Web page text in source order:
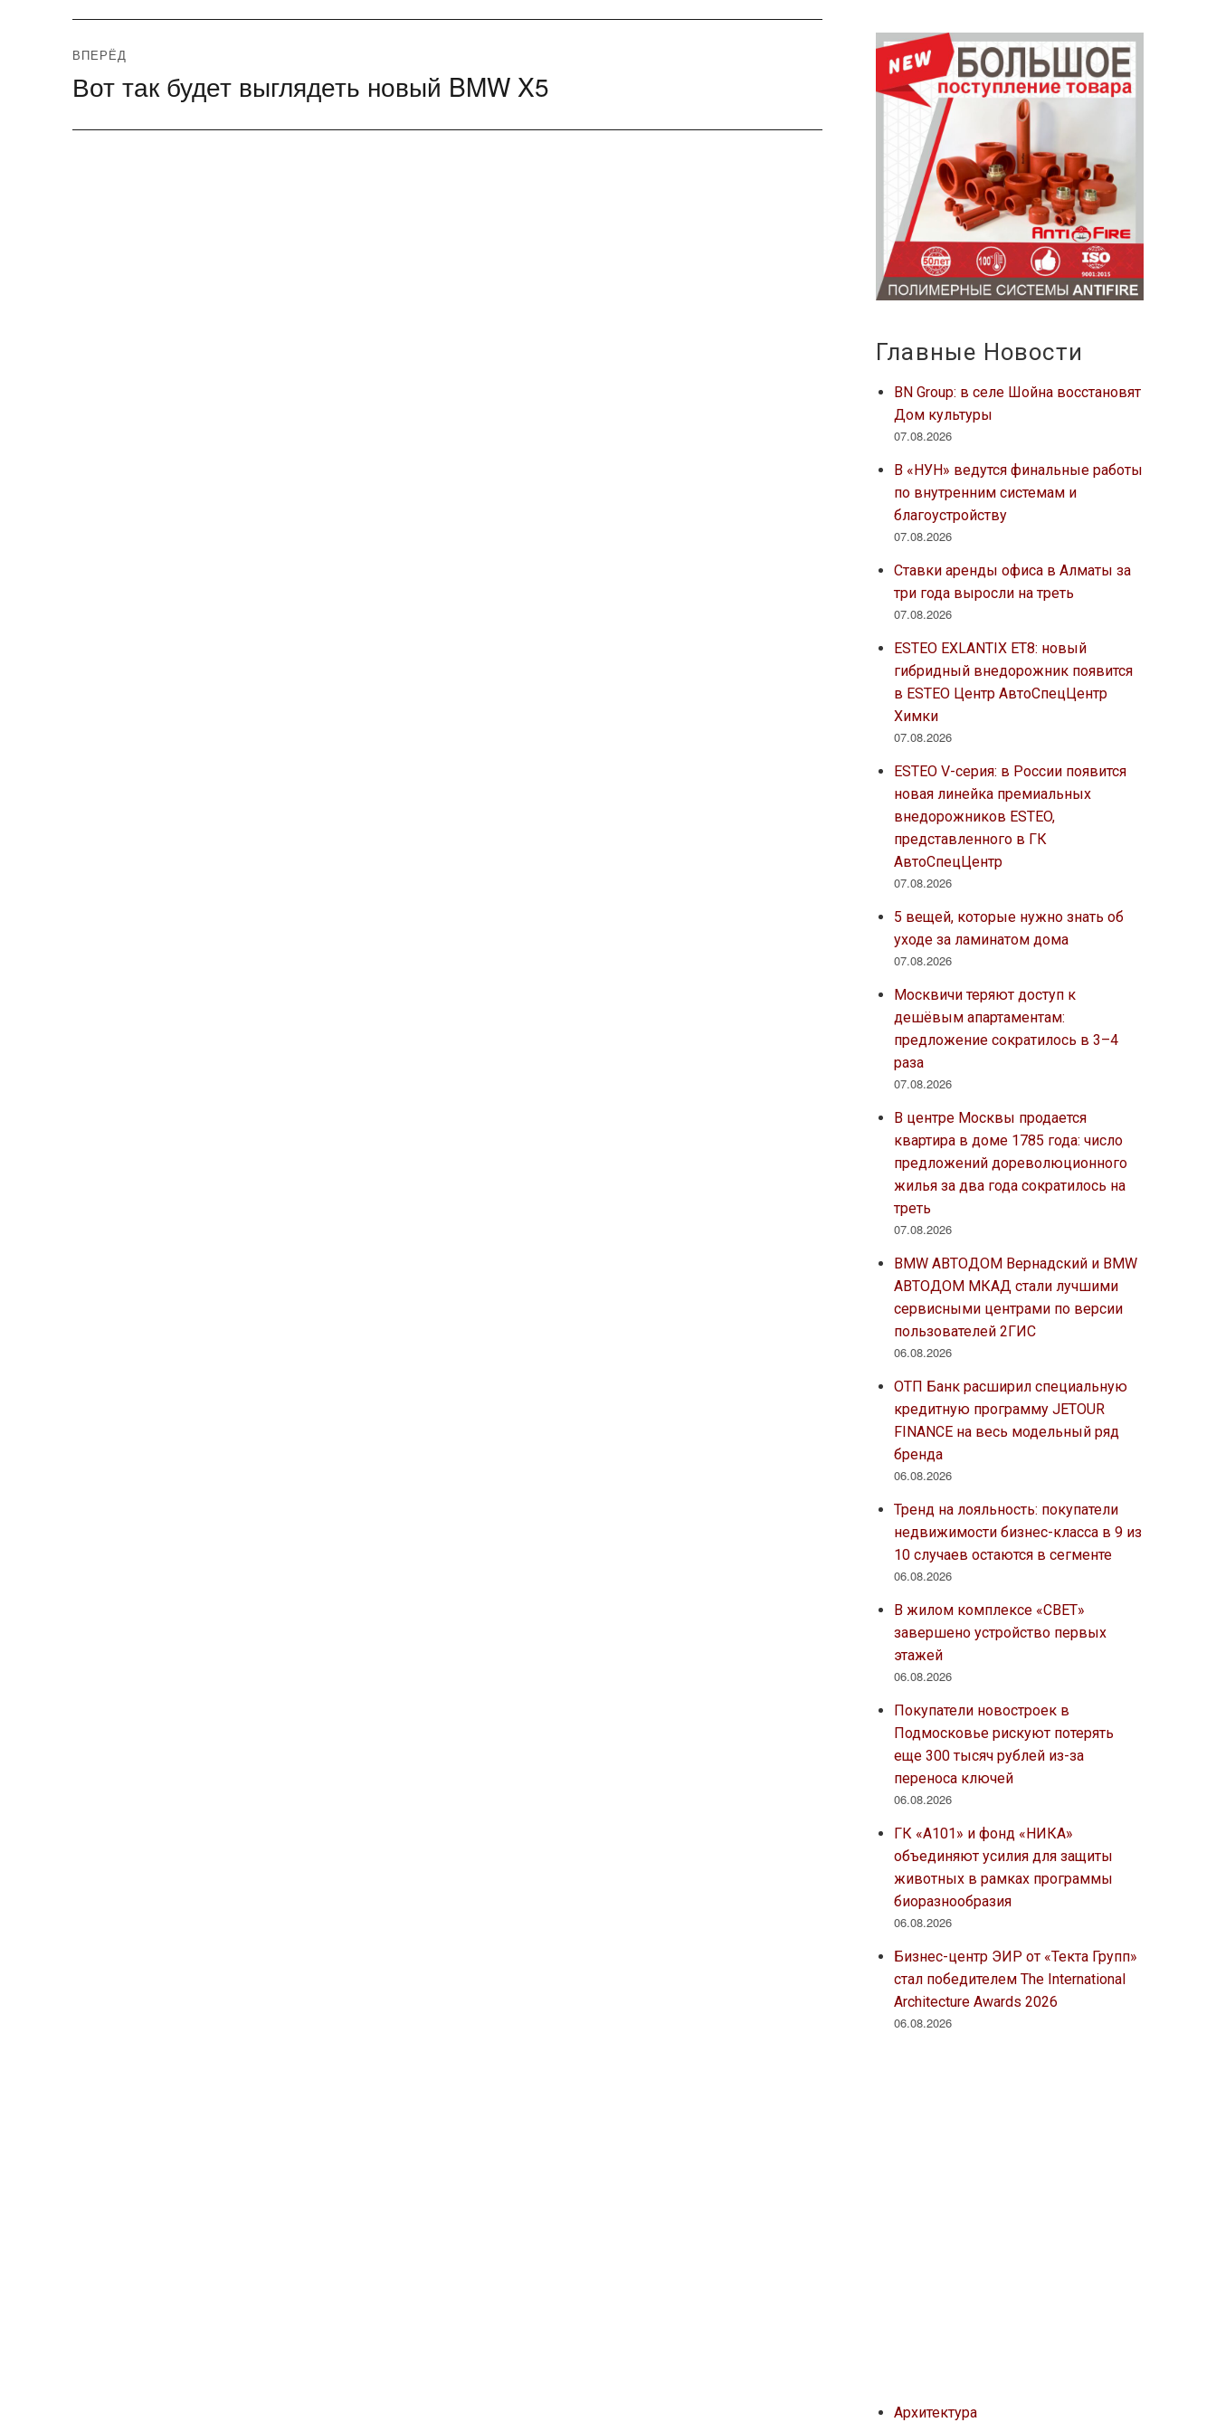
ВПЕРЁД
Следующая
Вот так будет выглядеть новый BMW X5
Главные Новости
BN Group: в селе Шойна восстановят
Дом культуры
07.08.2026
В «НУН» ведутся финальные работы
по внутренним системам и
благоустройству
07.08.2026
Ставки аренды офиса в Алматы за
три года выросли на треть
07.08.2026
ESTEO EXLANTIX ET8: новый
гибридный внедорожник появится
в ESTEO Центр АвтоСпецЦентр
Химки
07.08.2026
ESTEO V-серия: в России появится
новая линейка премиальных
внедорожников ESTEO,
представленного в ГК
АвтоСпецЦентр
07.08.2026
5 вещей, которые нужно знать об
уходе за ламинатом дома
07.08.2026
Москвичи теряют доступ к
дешёвым апартаментам:
предложение сократилось в 3–4
раза
07.08.2026
В центре Москвы продается
квартира в доме 1785 года: число
предложений дореволюционного
жилья за два года сократилось на
треть
07.08.2026
BMW АВТОДОМ Вернадский и BMW
АВТОДОМ МКАД стали лучшими
сервисными центрами по версии
пользователей 2ГИС
06.08.2026
ОТП Банк расширил специальную
кредитную программу JETOUR
FINANCE на весь модельный ряд
бренда
06.08.2026
Тренд на лояльность: покупатели
недвижимости бизнес-класса в 9 из
10 случаев остаются в сегменте
06.08.2026
В жилом комплексе «СВЕТ»
завершено устройство первых
этажей
06.08.2026
Покупатели новостроек в
Подмосковье рискуют потерять
еще 300 тысяч рублей из-за
переноса ключей
06.08.2026
ГК «А101» и фонд «НИКА»
объединяют усилия для защиты
животных в рамках программы
биоразнообразия
06.08.2026
Бизнес-центр ЭИР от «Текта Групп»
стал победителем The International
Architecture Awards 2026
06.08.2026
Архитектура